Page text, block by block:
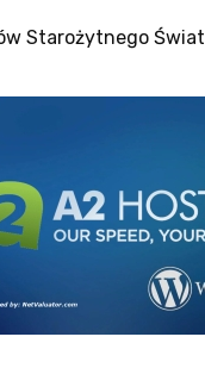
Starożytnego